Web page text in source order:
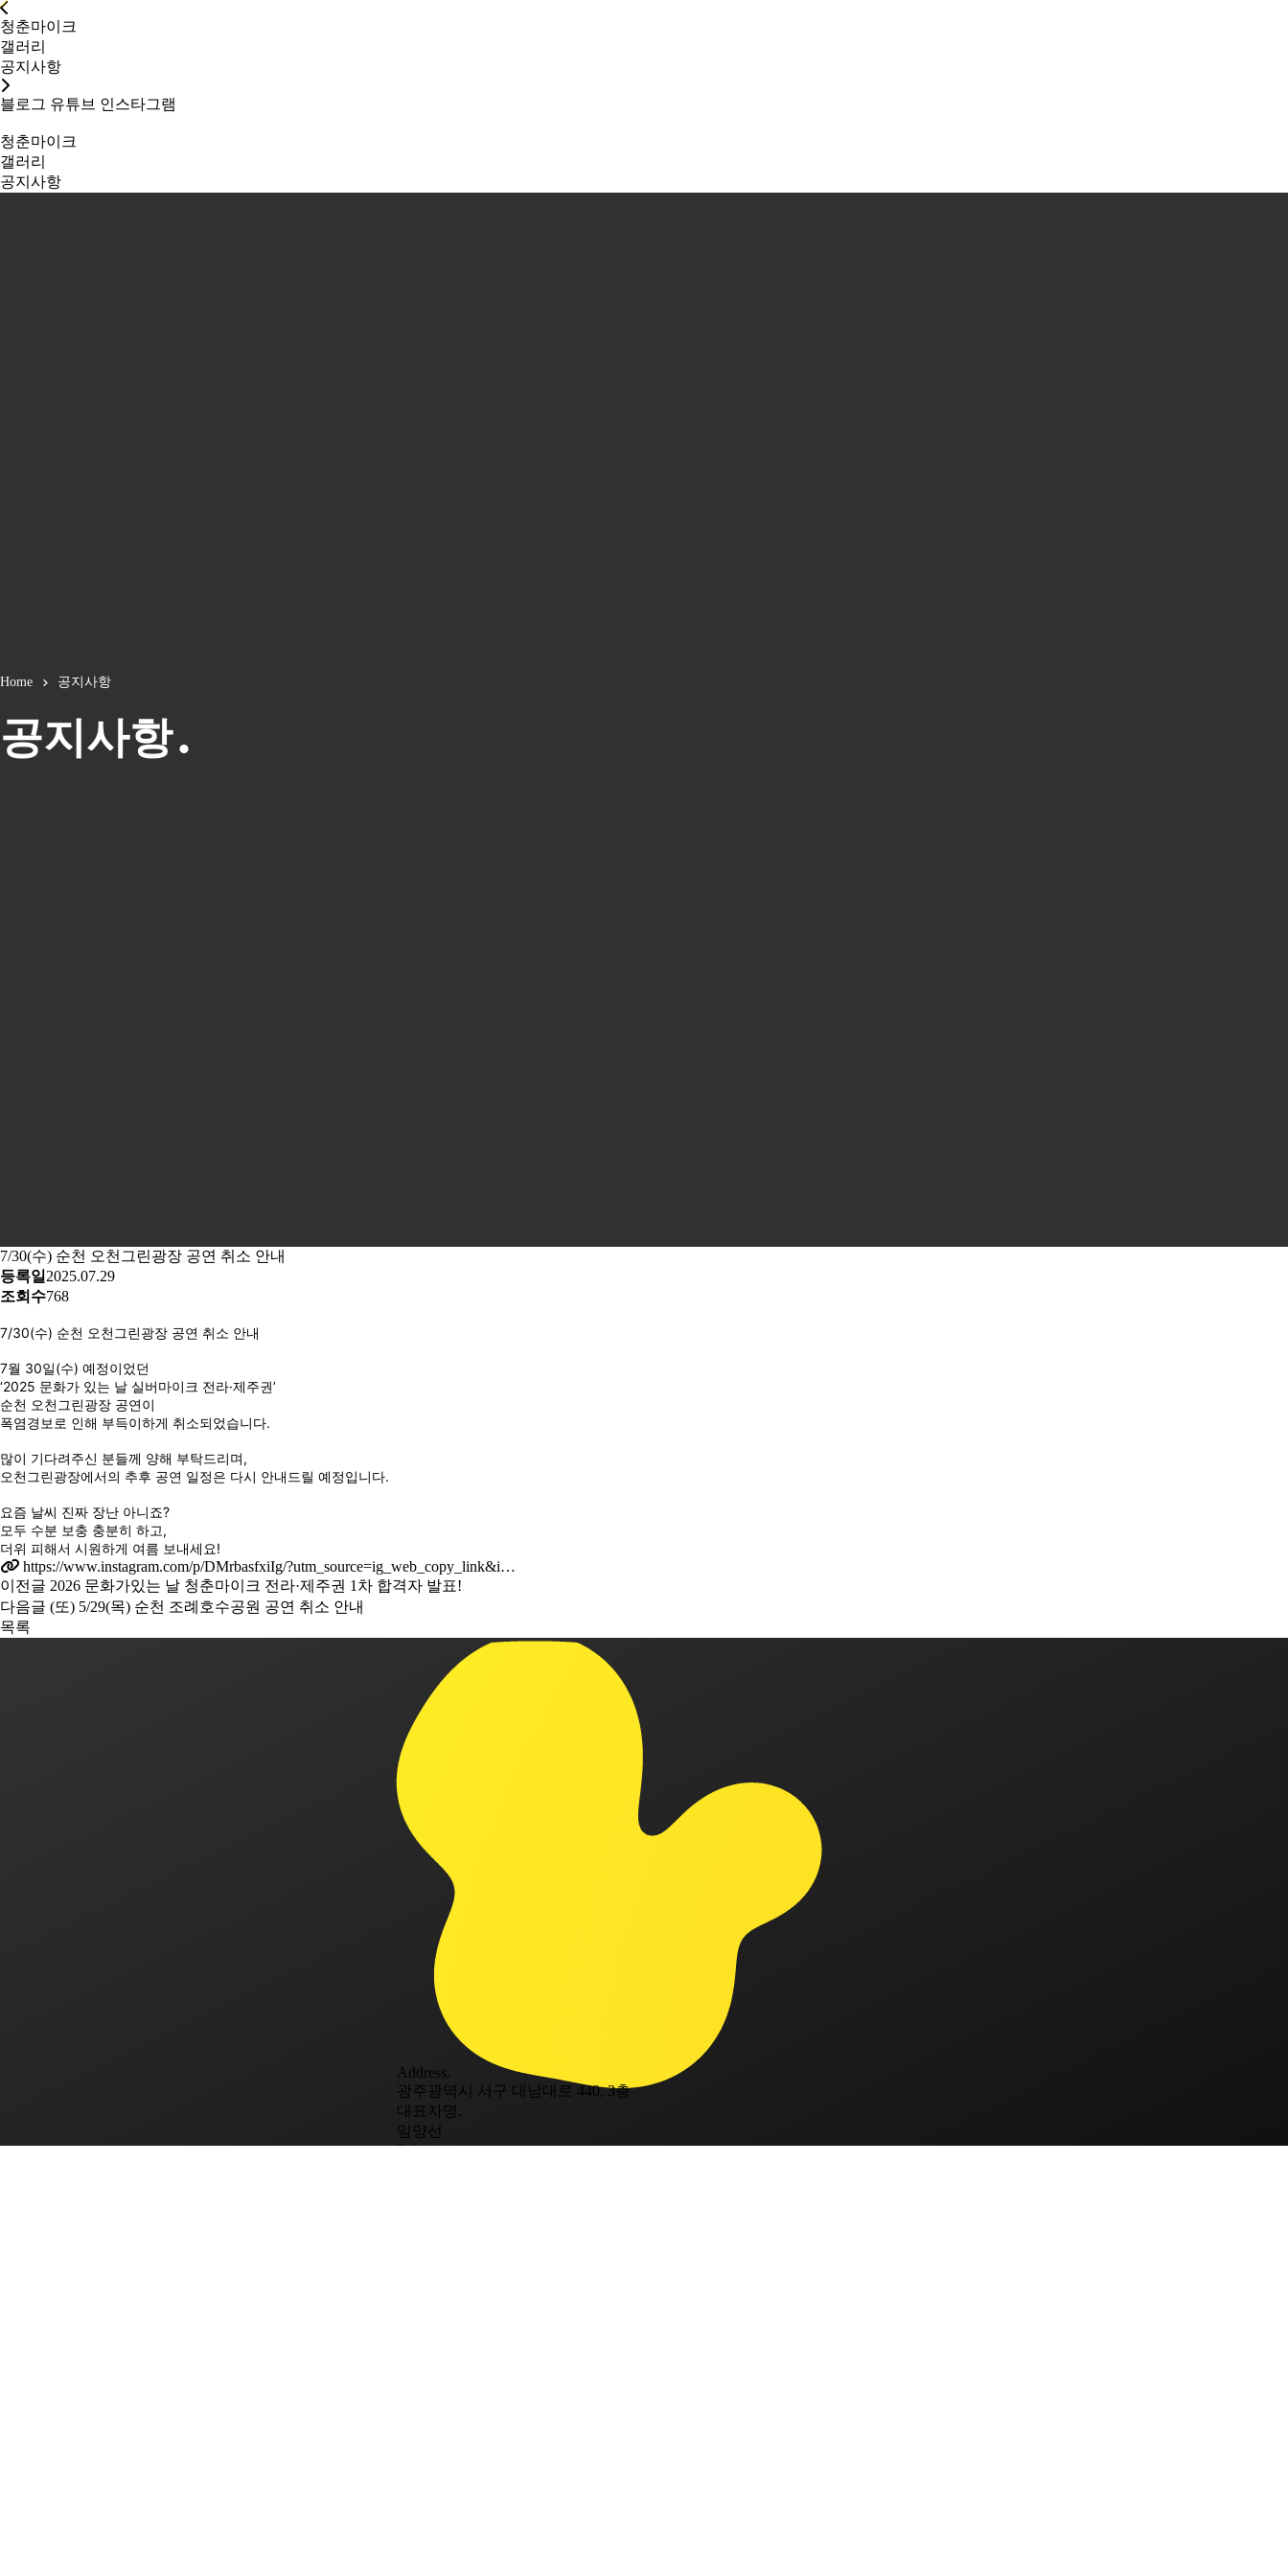
청춘마이크
갤러리
공지사항
블로그 유튜브 인스타그램
청춘마이크
갤러리
공지사항
Home 공지사항
공지사항
7/30(수) 순천 오천그린광장 공연 취소 안내
등록일 2025.07.29
조회수768
7/30(수) 순천 오천그린광장 공연 취소 안내
7월 30일(수) 예정이었던
‘2025 문화가 있는 날 실버마이크 전라·제주권’
순천 오천그린광장 공연이
폭염경보로 인해 부득이하게 취소되었습니다.
많이 기다려주신 분들께 양해 부탁드리며,
오천그린광장에서의 추후 공연 일정은 다시 안내드릴 예정입니다.
요즘 날씨 진짜 장난 아니죠?
모두 수분 보충 충분히 하고,
더위 피해서 시원하게 여름 보내세요!
https://www.instagram.com/p/DMrbasfxiIg/?utm_source=ig_web_copy_link&i…
이전글 2026 문화가있는 날 청춘마이크 전라·제주권 1차 합격자 발표!
다음글 (또) 5/29(목) 순천 조례호수공원 공연 취소 안내
목록
Address.
광주광역시 서구 대남대로 440, 3층
대표자명.
임양선
Tel.